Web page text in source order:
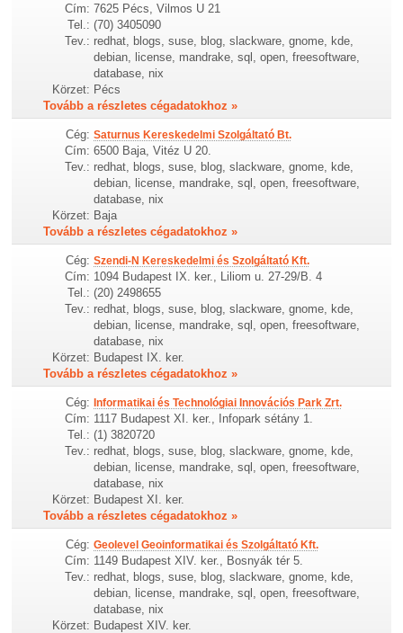
Cím: 7625 Pécs, Vilmos U 21
Tel.: (70) 3405090
Tev.: redhat, blogs, suse, blog, slackware, gnome, kde,
debian, license, mandrake, sql, open, freesoftware,
database, nix
Körzet: Pécs
Tovább a részletes cégadatokhoz »
Cég: Saturnus Kereskedelmi Szolgáltató Bt.
Cím: 6500 Baja, Vitéz U 20.
Tev.: redhat, blogs, suse, blog, slackware, gnome, kde,
debian, license, mandrake, sql, open, freesoftware,
database, nix
Körzet: Baja
Tovább a részletes cégadatokhoz »
Cég: Szendi-N Kereskedelmi és Szolgáltató Kft.
Cím: 1094 Budapest IX. ker., Liliom u. 27-29/B. 4
Tel.: (20) 2498655
Tev.: redhat, blogs, suse, blog, slackware, gnome, kde,
debian, license, mandrake, sql, open, freesoftware,
database, nix
Körzet: Budapest IX. ker.
Tovább a részletes cégadatokhoz »
Cég: Informatikai és Technológiai Innovációs Park Zrt.
Cím: 1117 Budapest XI. ker., Infopark sétány 1.
Tel.: (1) 3820720
Tev.: redhat, blogs, suse, blog, slackware, gnome, kde,
debian, license, mandrake, sql, open, freesoftware,
database, nix
Körzet: Budapest XI. ker.
Tovább a részletes cégadatokhoz »
Cég: Geolevel Geoinformatikai és Szolgáltató Kft.
Cím: 1149 Budapest XIV. ker., Bosnyák tér 5.
Tev.: redhat, blogs, suse, blog, slackware, gnome, kde,
debian, license, mandrake, sql, open, freesoftware,
database, nix
Körzet: Budapest XIV. ker.